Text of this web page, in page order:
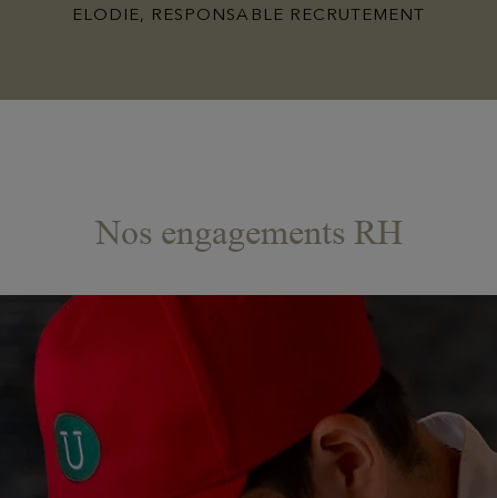
ELODIE, RESPONSABLE RECRUTEMENT
Nos engagements RH